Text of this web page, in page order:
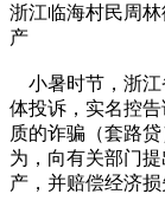
浙江临海村民周
产
小暑时节，浙江
体投诉，实名控
质的诈骗（套路
为，向有关部门
产，并赔偿经济